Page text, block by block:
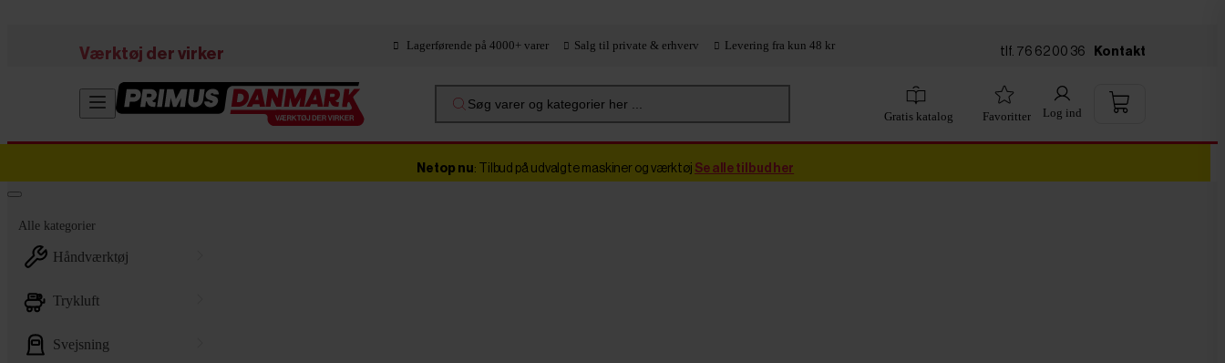
Værktøj der virker
Lagerførende på 4000+ varer Salg til private & erhverv Levering fra kun 48 kr tlf. 76 62 00 36 Kontakt
Søg varer og kategorier her ...
Gratis katalog Favoritter Log ind
Netop nu: Tilbud på udvalgte maskiner og værktøj Se alle tilbud her
Alle kategorier
håndværktøj
trykluft
svejsning